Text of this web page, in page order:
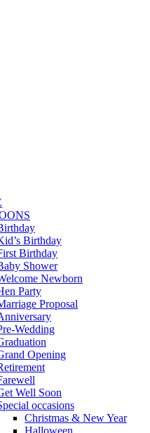
Birthday
Birthday
Shower
Newborn
Party
Proposal
Wedding
Opening
Well Soon
occasions
Christmas & New Year
Halloween